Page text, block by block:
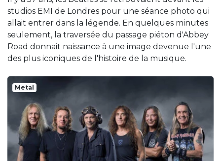
studios EMI de Londres pour une séance photo qui
allait entrer dans la légende. En quelques minutes
seulement, la traversée du passage piéton d'Abbey
Road donnait naissance à une image devenue l'une
des plus iconiques de l'histoire de la musique.
Metal